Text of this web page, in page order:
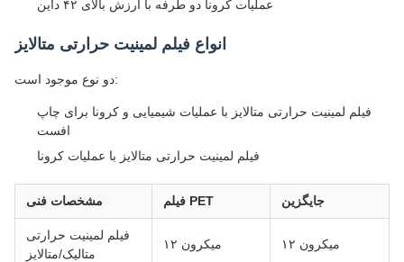
عملیات کرونا دو طرفه با ارزش بالای ۴۲ داین
انواع فیلم لمینیت حرارتی متالایز
دو نوع موجود است:
فیلم لمینیت حرارتی متالایز با عملیات شیمیایی و کرونا برای چاپ
افست
فیلم لمینیت حرارتی متالایز با عملیات کرونا
مشخصات فنی فیلم PET جایگزین
فیلم لمینیت حرارتی
متالیک/متالایز
۱۲ میکرون ۱۲ میکرون